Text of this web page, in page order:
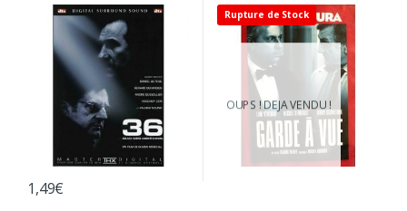
1,49€
Rupture de Stock
OUPS ! DEJA VENDU !